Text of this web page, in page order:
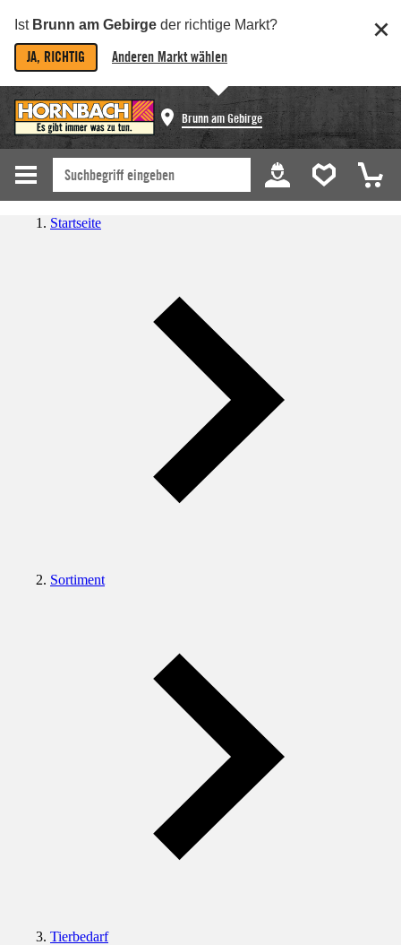
Ist Brunn am Gebirge der richtige Markt?
JA, RICHTIG Anderen Markt wählen
Brunn am Gebirge
Startseite
Sortiment
Tierbedarf